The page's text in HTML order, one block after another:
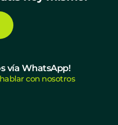
vía WhatsApp!
con nosotros